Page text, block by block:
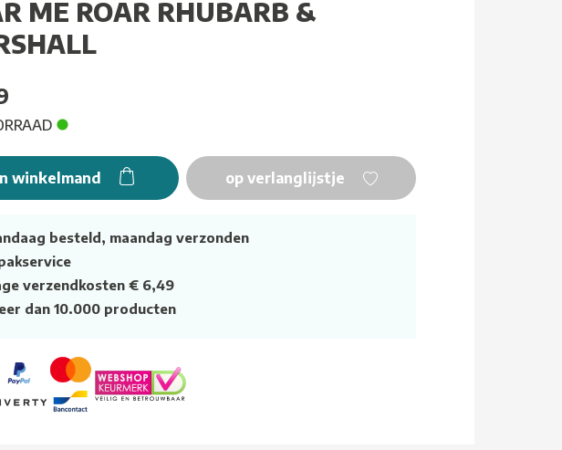
ME ROAR RHUBARB &
winkelmand op verlanglijstje
besteld, maandag verzonden
verzendkosten € 6,49
dan 10.000 producten